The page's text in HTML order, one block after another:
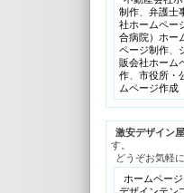
制作
弁護士
社ホームペー
合病院）ホー
ページ制作
販会社ホーム
作
市役所・
ムページ作成
激安デザイン
す。
どうぞお気軽
ホームペー